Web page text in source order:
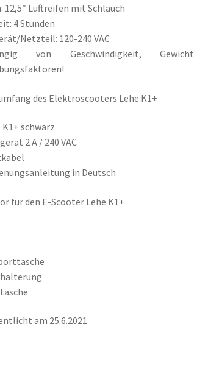
12,5″ Luftreifen mit Schlauch
4 Stunden
Netzteil: 120-240 VAC
von Geschwindigkeit,
des Elektroscooters Lehe K1+
K1+ schwarz
2 A / 240 VAC
in Deutsch
für den E-Scooter Lehe K1+
am 25.6.2021